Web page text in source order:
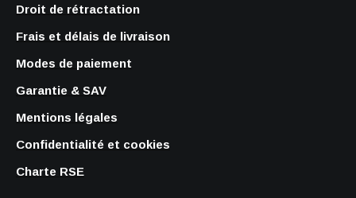
Droit de rétractation
Frais et délais de livraison
Modes de paiement
Garantie & SAV
Mentions légales
Confidentialité et cookies
Charte RSE